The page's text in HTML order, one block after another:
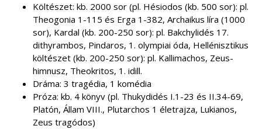
Költészet: kb. 2000 sor (pl. Hésiodos (kb. 500 sor): pl.
Theogonia 1-115 és Erga 1-382, Archaikus líra (1000
sor), Kardal (kb. 200-250 sor): pl. Bakchylidés 17.
dithyrambos, Pindaros, 1. olympiai óda, Hellénisztikus
költészet (kb. 200-250 sor): pl. Kallimachos, Zeus-
himnusz, Theokritos, 1. idill.
Dráma: 3 tragédia, 1 komédia
Próza: kb. 4 könyv (pl. Thukydidés I.1-23 és II.34-69,
Platón, Állam VIII., Plutarchos 1 életrajza, Lukianos,
Zeus tragódos)